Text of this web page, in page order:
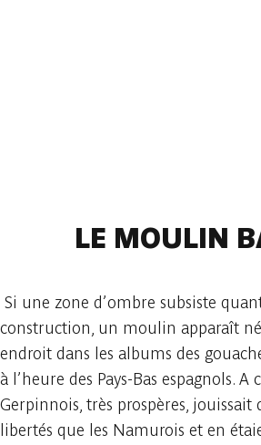
LE MOULIN
Si une zone d’ombre subsiste
construction, un moulin apparaît
endroit dans les albums des
à l’heure des Pays-Bas espagnols. A
Gerpinnois, très prospères, jouissait
libertés que les Namurois et en